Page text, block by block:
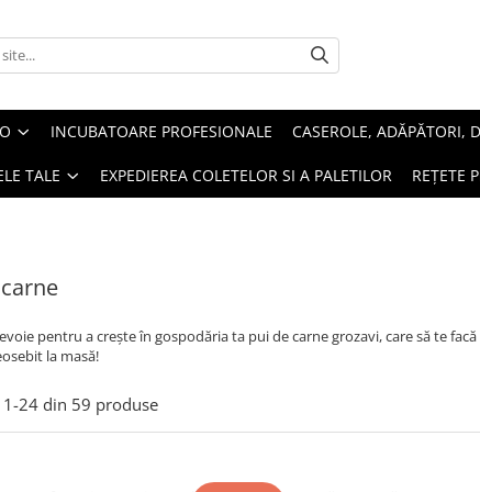
INCUBATOARE PROFESIONALE CASEROLE, ADĂPĂTORI,
TALE EXPEDIEREA COLETELOR SI A PALETILOR REȚETE
pentru a creşte în gospodăria ta pui de carne grozavi, care să te
la masă!
1-24 din 59 produse